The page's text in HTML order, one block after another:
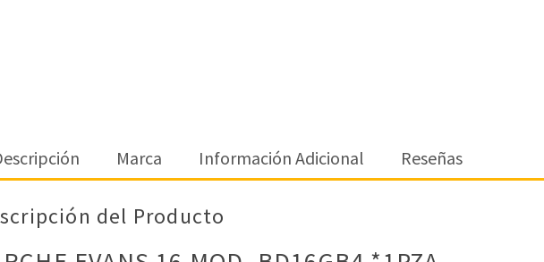
Marca Información Adicional Reseñas
del Producto